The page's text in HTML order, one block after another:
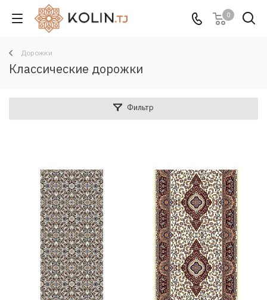
0
Дорожки
Классические дорожки
Фильтр